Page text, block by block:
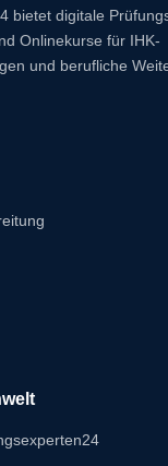
bietet digitale
Onlinekurse für IHK-
und berufliche